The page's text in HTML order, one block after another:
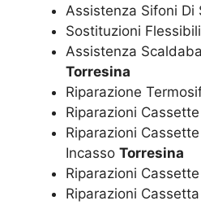
Assistenza Sifoni Di
Sostituzioni Flessibili
Assistenza
Torresina
Riparazione
Riparazioni
Riparazioni
Incasso Torresina
Riparazioni
Riparazioni